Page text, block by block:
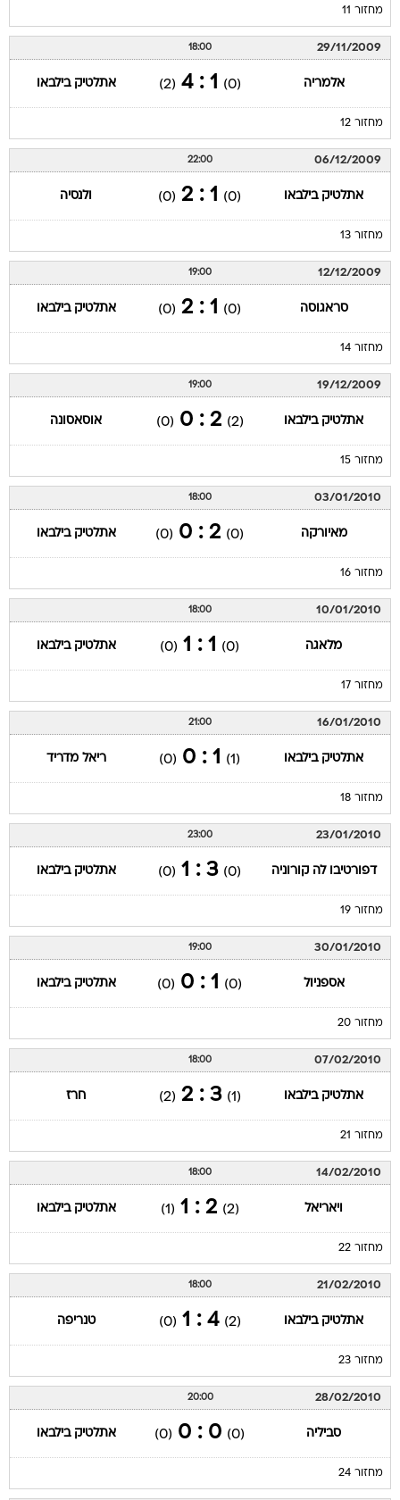
מחזור 11
29/11/2009
18:00
אלמריה (0)
1 : 4
(2) אתלטיק בילבאו
מחזור 12
06/12/2009
22:00
אתלטיק בילבאו (0)
1 : 2
(0) ולנסיה
מחזור 13
12/12/2009
19:00
סראגוסה (0)
1 : 2
(0) אתלטיק בילבאו
מחזור 14
19/12/2009
19:00
אתלטיק בילבאו (2)
2 : 0
(0) אוסאסונה
מחזור 15
03/01/2010
18:00
מאיורקה (0)
2 : 0
(0) אתלטיק בילבאו
מחזור 16
10/01/2010
18:00
מלאגה (0)
1 : 1
(0) אתלטיק בילבאו
מחזור 17
16/01/2010
21:00
אתלטיק בילבאו (1)
1 : 0
(0) ריאל מדריד
מחזור 18
23/01/2010
23:00
דפורטיבו לה קורוניה (0)
3 : 1
(0) אתלטיק בילבאו
מחזור 19
30/01/2010
19:00
אספניול (0)
1 : 0
(0) אתלטיק בילבאו
מחזור 20
07/02/2010
18:00
אתלטיק בילבאו (1)
3 : 2
(2) חרז
מחזור 21
14/02/2010
18:00
ויאריאל (2)
2 : 1
(1) אתלטיק בילבאו
מחזור 22
21/02/2010
18:00
אתלטיק בילבאו (2)
4 : 1
(0) טנריפה
מחזור 23
28/02/2010
20:00
סביליה (0)
0 : 0
(0) אתלטיק בילבאו
מחזור 24